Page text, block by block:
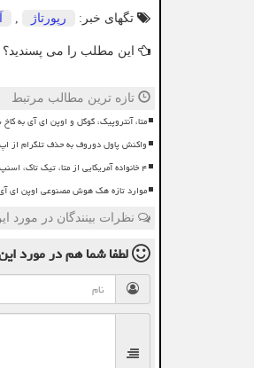
تگهای خبر: رپورتاژ ,
این مطلب را می پسندید؟
تازه ترین مطالب مرتبط
متا، آنتروپیک، گوگل و اوپن ای آی به
واکنش پاول دوروف به حذف تلگرام از
۴ خانواده آمریکایی از متا، تیک تاک، اسنپ و گوگل شکایت کردند
موارد تازه هک هوش مصنوعی اوپن ای
نظرات بینندگان در مورد
لطفا شما همدر مورد